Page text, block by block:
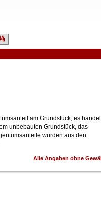
am Grundstück, es
unbebauten Grundstück, das
wurden aus den
Alle Angaben ohne